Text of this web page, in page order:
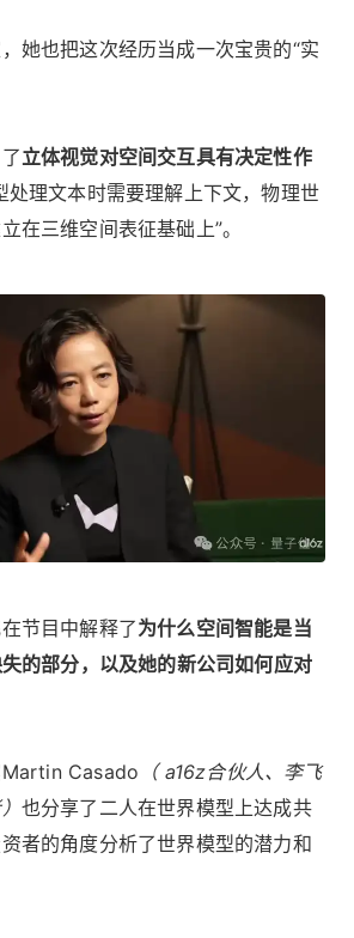
她也把这次经历当成一次宝贵的“实
立体视觉对空间交互具有决定性作
处理文本时需要理解上下文，物理世
在三维空间表征基础上”。
节目中解释了为什么空间智能是当
的部分，以及她的新公司如何应对
Martin Casado （ a16z合伙人、李飞
也分享了二人在世界模型上达成共
者的角度分析了世界模型的潜力和